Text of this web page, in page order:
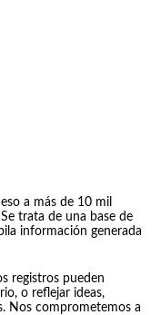
a más de 10 mil
trata de una base de
información generada
registros pueden
o reflejar ideas,
Nos comprometemos a